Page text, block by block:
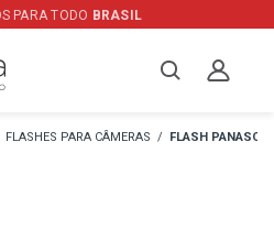
PARA TODO BRASIL
FLASHES PARA CÂMERAS FLASH